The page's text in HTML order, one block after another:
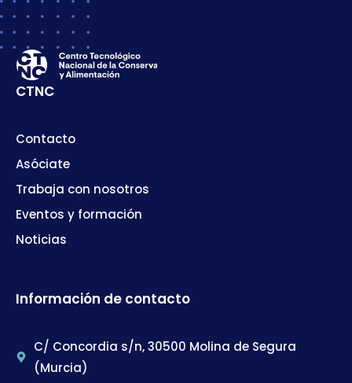
CTNC
Contacto
Asóciate
Trabaja con nosotros
Eventos y formación
Noticias
Información de contacto
C/ Concordia s/n, 30500 Molina de Segura
(Murcia)